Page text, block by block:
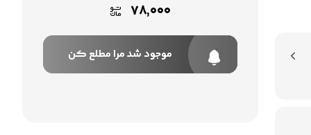
۷۸,۰۰۰
موجود شد مرا مطلع کن